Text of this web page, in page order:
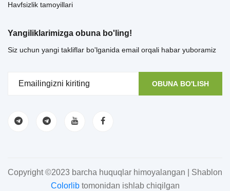
Havfsizlik tamoyillari
Yangiliklarimizga obuna bo'ling!
Siz uchun yangi takliflar bo'lganida email orqali habar yuboramiz
OBUNA BO'LISH
Copyright ©2023 barcha huquqlar himoyalangan | Shablon
Colorlibtomonidan ishlab chiqilgan